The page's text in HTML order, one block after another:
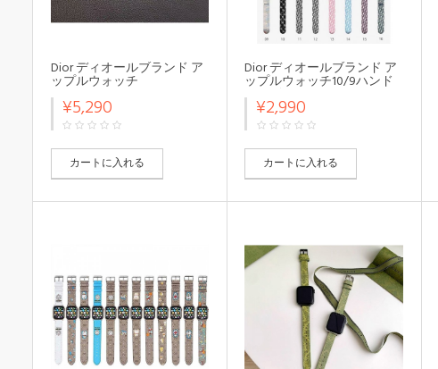
Dior ディオールブランド ア
ップルウォッチ
10/9/se2/ultra2ハンド かわ
いいApple Watch 9 x se4ベ
ルト 腕時計 ストラップメン
ズ レディースApple Watch 7
8 9 10 xベルトお洒落
¥5,290
カートに入れる
Dior ディオールブランド ア
ップルウォッチ10/9ハンド
メンズ レディースapple
watch ultra2 10/9バンドモノ
グラム高級感 アップルウォ
ッチ10/x/ultra2/SE2バンドお
洒落
¥2,990
カートに入れる